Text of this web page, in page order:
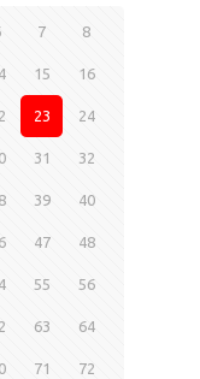
7 8
15 16
23 24
31 32
39 40
47 48
55 56
63 64
71 72